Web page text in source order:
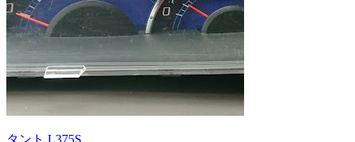
タント L375S